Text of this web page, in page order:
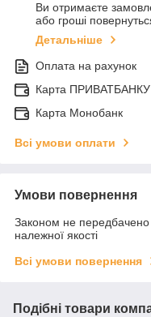
Ви отримаєте
або гроші
Детальніше
Оплата на рахунок
Карта ПРИВАТБАНКУ
Карта Монобанк
Всі умови оплати
Умови повернення
Законом не передбачено
належної якості
Всі умови повернення
Подібні товари